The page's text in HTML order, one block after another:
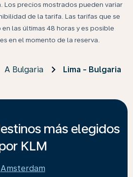
Los precios mostrados pueden variar
de la tarifa. Las tarifas que se
las últimas 48 horas y es posible
en el momento de la reserva.
A Bulgaria Lima - Bulgaria
más elegidos
KLM
Amsterdam